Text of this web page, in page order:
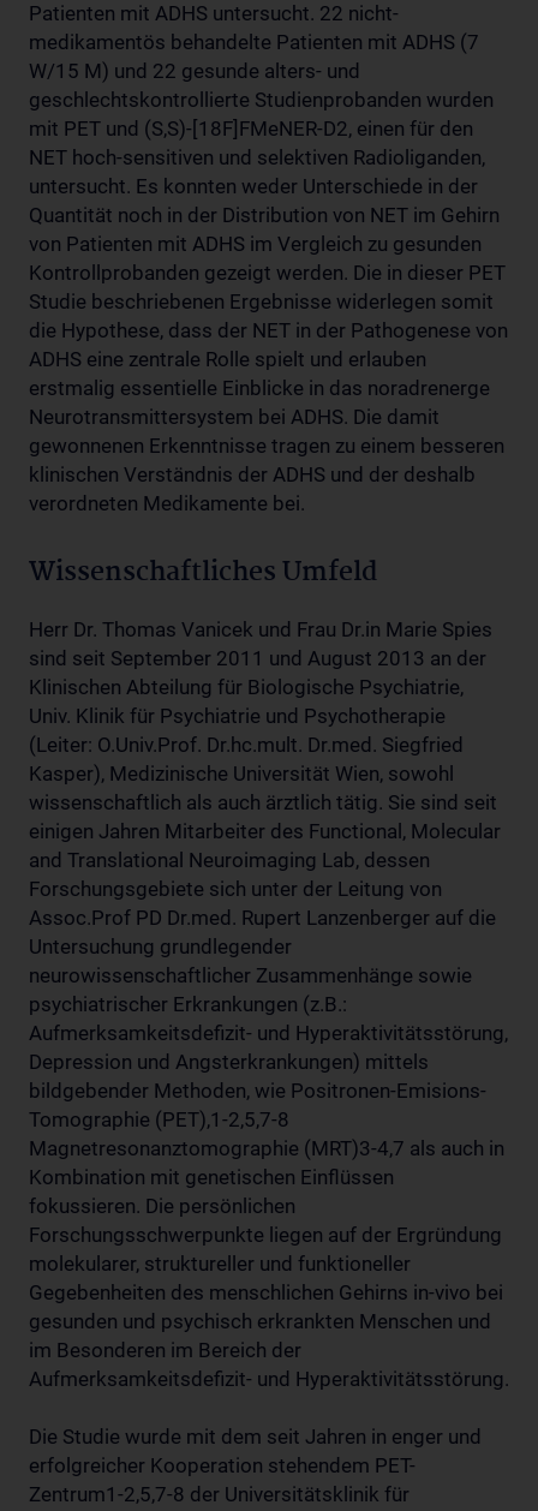
Patienten mit ADHS untersucht. 22 nicht-
medikamentös behandelte Patienten mit ADHS (7
W/15 M) und 22 gesunde alters- und
geschlechtskontrollierte Studienprobanden wurden
mit PET und (S,S)-[18F]FMeNER-D2, einen für den
NET hoch-sensitiven und selektiven Radioliganden,
untersucht. Es konnten weder Unterschiede in der
Quantität noch in der Distribution von NET im Gehirn
von Patienten mit ADHS im Vergleich zu gesunden
Kontrollprobanden gezeigt werden. Die in dieser PET
Studie beschriebenen Ergebnisse widerlegen somit
die Hypothese, dass der NET in der Pathogenese von
ADHS eine zentrale Rolle spielt und erlauben
erstmalig essentielle Einblicke in das noradrenerge
Neurotransmittersystem bei ADHS. Die damit
gewonnenen Erkenntnisse tragen zu einem besseren
klinischen Verständnis der ADHS und der deshalb
verordneten Medikamente bei.
Wissenschaftliches Umfeld
Herr Dr. Thomas Vanicek und Frau Dr.in Marie Spies
sind seit September 2011 und August 2013 an der
Klinischen Abteilung für Biologische Psychiatrie,
Univ. Klinik für Psychiatrie und Psychotherapie
(Leiter: O.Univ.Prof. Dr.hc.mult. Dr.med. Siegfried
Kasper), Medizinische Universität Wien, sowohl
wissenschaftlich als auch ärztlich tätig. Sie sind seit
einigen Jahren Mitarbeiter des Functional, Molecular
and Translational Neuroimaging Lab, dessen
Forschungsgebiete sich unter der Leitung von
Assoc.Prof PD Dr.med. Rupert Lanzenberger auf die
Untersuchung grundlegender
neurowissenschaftlicher Zusammenhänge sowie
psychiatrischer Erkrankungen (z.B.:
Aufmerksamkeitsdefizit- und Hyperaktivitätsstörung,
Depression und Angsterkrankungen) mittels
bildgebender Methoden, wie Positronen-Emisions-
Tomographie (PET),1-2,5,7-8
Magnetresonanztomographie (MRT)3-4,7 als auch in
Kombination mit genetischen Einflüssen
fokussieren. Die persönlichen
Forschungsschwerpunkte liegen auf der Ergründung
molekularer, struktureller und funktioneller
Gegebenheiten des menschlichen Gehirns in-vivo bei
gesunden und psychisch erkrankten Menschen und
im Besonderen im Bereich der
Aufmerksamkeitsdefizit- und Hyperaktivitätsstörung.
Die Studie wurde mit dem seit Jahren in enger und
erfolgreicher Kooperation stehendem PET-
Zentrum1-2,5,7-8 der Universitätsklinik für